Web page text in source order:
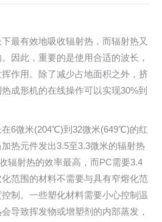
最有效地吸收辐射热，而辐射热又
因此，重要的是使用合适的波长，
作用。除了减少占地面积之外，挤
成形机的在线操作可以实现30%到
6微米(204℃)到32微米(649℃)的红
热元件发出3.5至3.3微米的辐射热
辐射热的效率最高，而PC需要3.4
范围的材料不需要与具有窄熔化范
制。一些塑化材料需要小心控制温
导致挥发物或增塑剂的内部蒸发，